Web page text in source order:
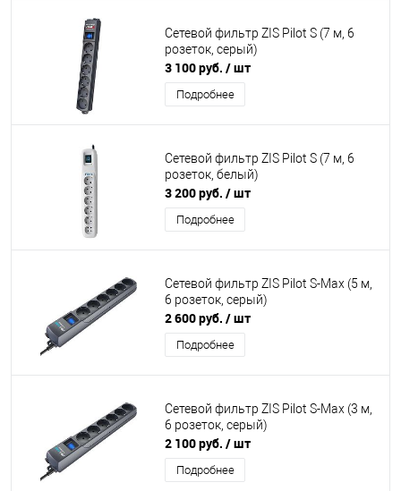
Сетевой фильтр ZIS Pilot S (7 м, 6
розеток, серый)
3 100 руб. / шт
Подробнее
Сетевой фильтр ZIS Pilot S (7 м, 6
розеток, белый)
3 200 руб. / шт
Подробнее
Сетевой фильтр ZIS Pilot S-Max (5 м,
6 розеток, серый)
2 600 руб. / шт
Подробнее
Сетевой фильтр ZIS Pilot S-Max (3 м,
6 розеток, серый)
2 100 руб. / шт
Подробнее